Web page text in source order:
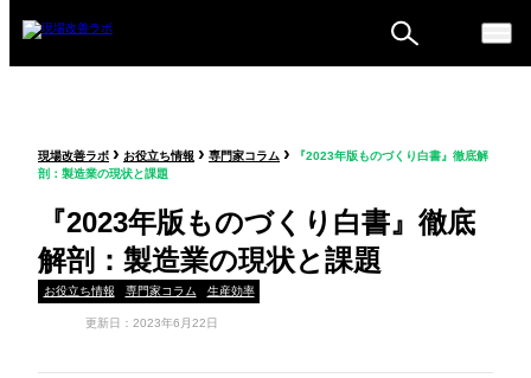
ム
現場改善ラボ › お役立ち情報 › 専門家コラム › 『2023年版ものづくり白書』徹底解
剖：製造業の現状と課題
『2023年版ものづくり白書』徹底
解剖：製造業の現状と課題
お役立ち情報 専門家コラム 生産効率
更新日：2023年6月22日